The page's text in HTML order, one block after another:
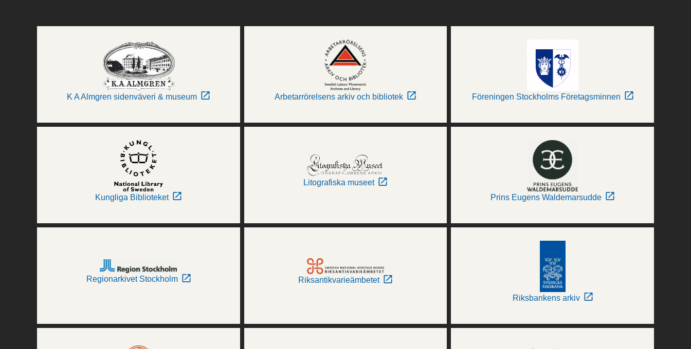
K A Almgren sidenväveri & museum Arbetarrörelsens arkiv och bibliotek Föreningen Stockholms Företagsminnen
Kungliga Biblioteket
Litografiska museet
Prins Eugens Waldemarsudde
Regionarkivet Stockholm Riksantikvarieämbetet
Riksbankens arkiv